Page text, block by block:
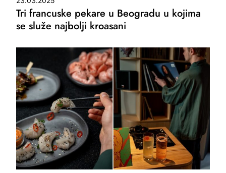
Tri francuske pekare u Beogradu u kojima
se služe najbolji kroasani